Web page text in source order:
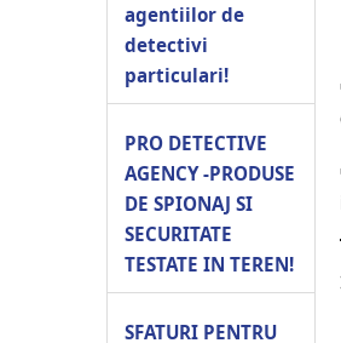
agentiilor de
detectivi
particulari!
PRO DETECTIVE
AGENCY -PRODUSE
DE SPIONAJ SI
SECURITATE
TESTATE IN TEREN!
SFATURI PENTRU